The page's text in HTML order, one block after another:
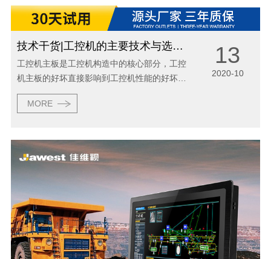
技术干货|工控机的主要技术与选型技巧
工控机主板是工控机构造中的核心部分，工控
机主板的好坏直接影响到工控机性能的好坏，
因此选择工控机，首先就要选择一款适合自己
的主板。下面将会介绍采用如何选购工控主板
MORE
13
2020-10